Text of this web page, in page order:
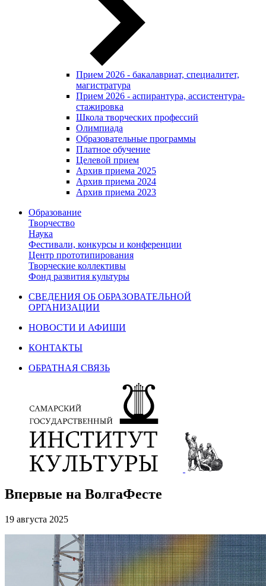
Прием 2026 - бакалавриат, специалитет,
магистратура
Прием 2026 - аспирантура, ассистентура-
стажировка
Школа творческих профессий
Олимпиада
Образовательные программы
Платное обучение
Целевой прием
Архив приема 2025
Архив приема 2024
Архив приема 2023
Образование
Творчество
Наука
Фестивали, конкурсы и конференции
Центр прототипирования
Творческие коллективы
Фонд развития культуры
СВЕДЕНИЯ ОБ ОБРАЗОВАТЕЛЬНОЙ
ОРГАНИЗАЦИИ
НОВОСТИ И АФИШИ
КОНТАКТЫ
ОБРАТНАЯ СВЯЗЬ
Впервые на ВолгаФесте
19 августа 2025